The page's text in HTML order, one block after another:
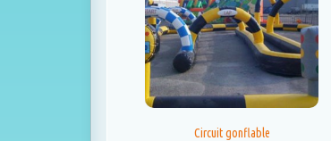
Circuit gonflable